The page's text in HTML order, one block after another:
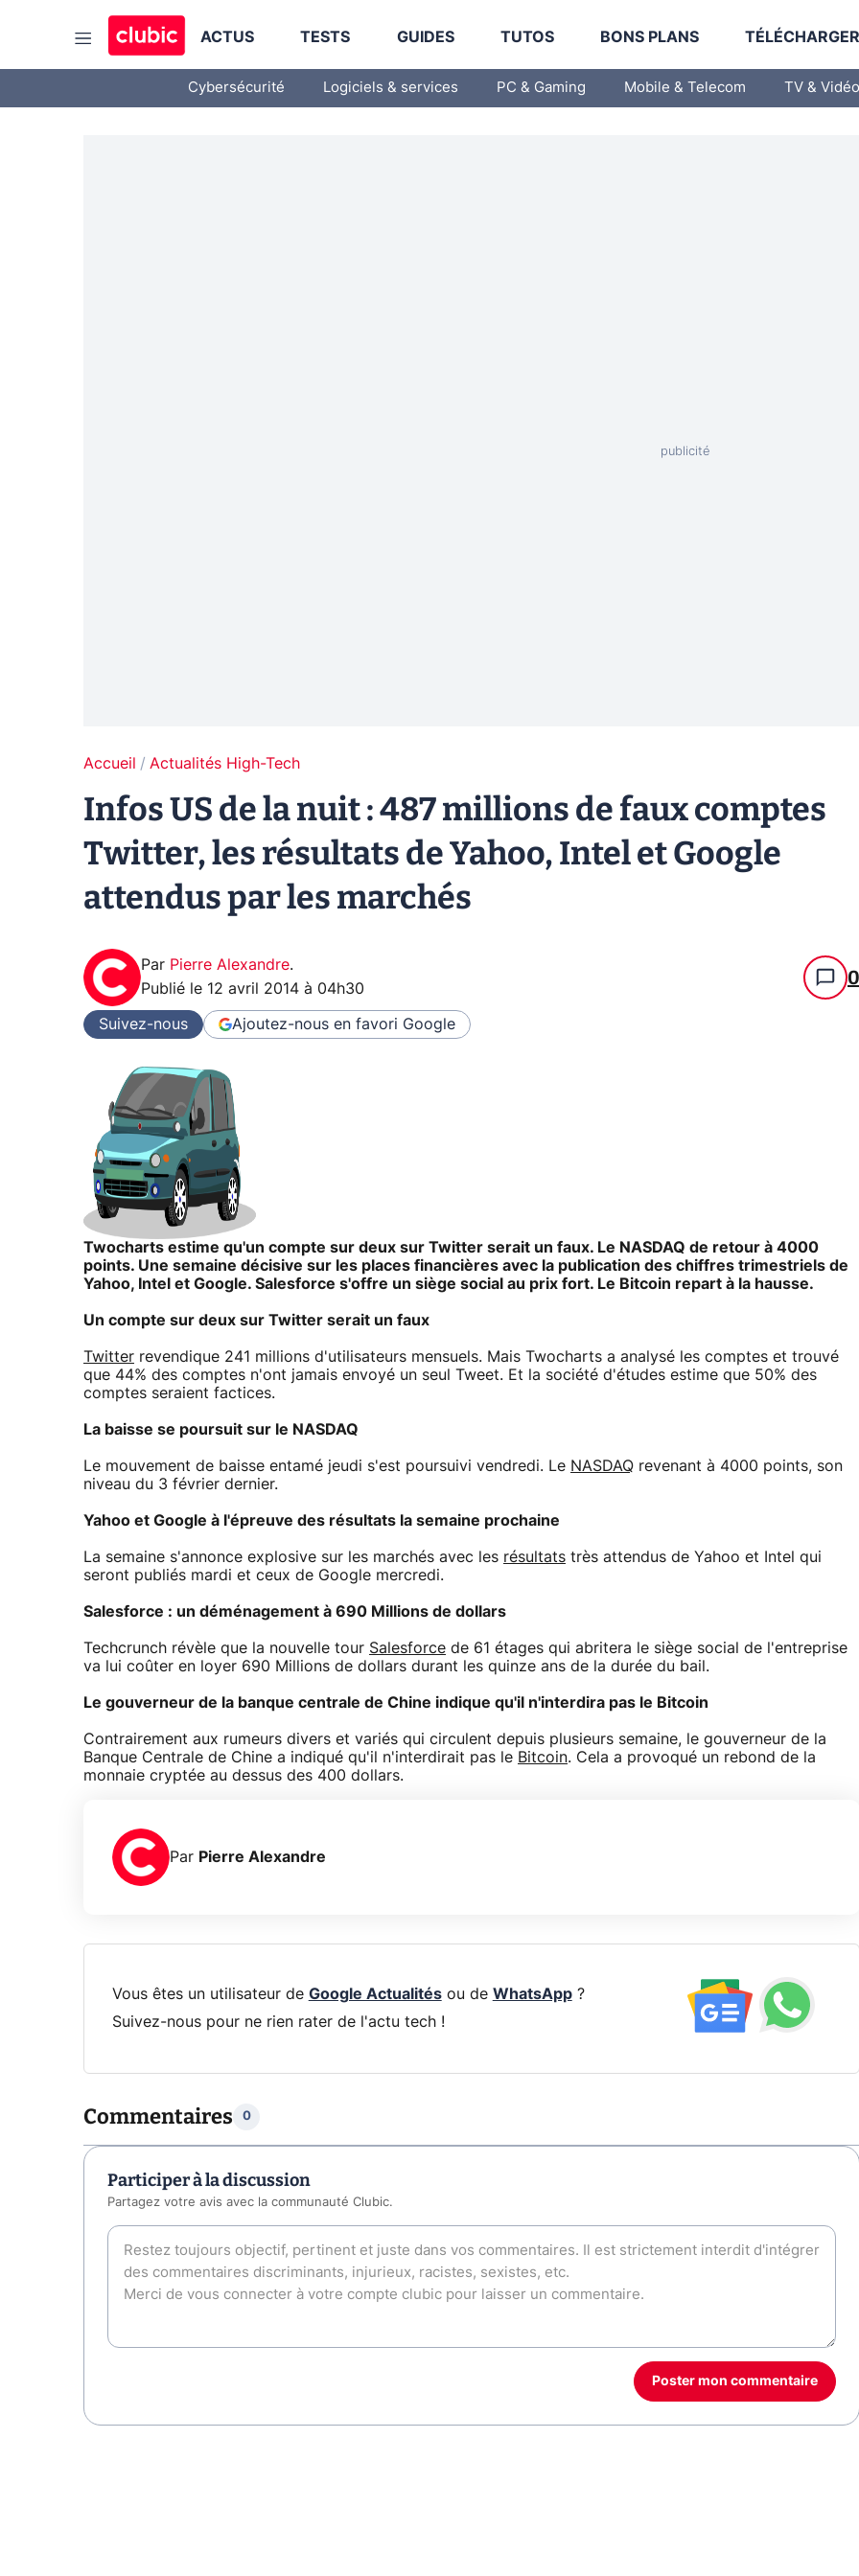
ACTUS TESTS GUIDES TUTOS BONS PLANS
Cybersécurité Logiciels & services PC & Gaming Mobile & Telecom TV & Vidéo
Accueil Actualités High-Tech
Infos US de la nuit : 487 millions de faux comptes
Twitter, les résultats de Yahoo, Intel et Google
attendus par les marchés
Par Pierre Alexandre.
Publié le 12 avril 2014 à 04h30 0
Suivez-nous Ajoutez-nous en favori Google
Twocharts estime qu'un compte sur deux sur Twitter serait un faux. Le NASDAQ de retour à 4000
points. Une semaine décisive sur les places financières avec la publication des chiffres trimestriels de
Yahoo, Intel et Google. Salesforce s'offre un siège social au prix fort. Le Bitcoin repart à la hausse.
Un compte sur deux sur Twitter serait un faux
Twitter revendique 241 millions d'utilisateurs mensuels. Mais Twocharts a analysé les comptes et trouvé
que 44% des comptes n'ont jamais envoyé un seul Tweet. Et la société d'études estime que 50% des
comptes seraient factices.
La baisse se poursuit sur le NASDAQ
Le mouvement de baisse entamé jeudi s'est poursuivi vendredi. Le NASDAQ revenant à 4000 points, son
niveau du 3 février dernier.
Yahoo et Google à l'épreuve des résultats la semaine prochaine
La semaine s'annonce explosive sur les marchés avec les résultats très attendus de Yahoo et Intel qui
seront publiés mardi et ceux de Google mercredi.
Salesforce : un déménagement à 690 Millions de dollars
Techcrunch révèle que la nouvelle tour Salesforce de 61 étages qui abritera le siège social de l'entreprise
va lui coûter en loyer 690 Millions de dollars durant les quinze ans de la durée du bail.
Le gouverneur de la banque centrale de Chine indique qu'il n'interdira pas le Bitcoin
Contrairement aux rumeurs divers et variés qui circulent depuis plusieurs semaine, le gouverneur de la
Banque Centrale de Chine a indiqué qu'il n'interdirait pas le Bitcoin. Cela a provoqué un rebond de la
monnaie cryptée au dessus des 400 dollars.
Par Pierre Alexandre
Vous êtes un utilisateur de Google Actualitésou de WhatsApp?
Suivez-nous pour ne rien rater de l'actu tech !
Commentaires 0
Participer à la discussion
Partagez votre avis avec la communauté Clubic.
Poster mon commentaire